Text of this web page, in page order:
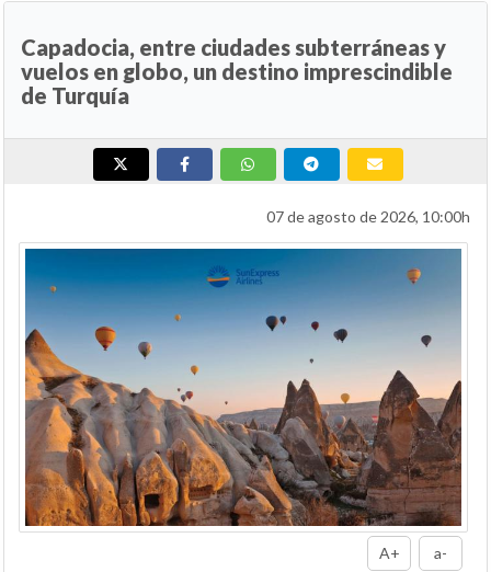
Capadocia, entre ciudades subterráneas y
vuelos en globo, un destino imprescindible
de Turquía
07 de agosto de 2026, 10:00h
A+ a-